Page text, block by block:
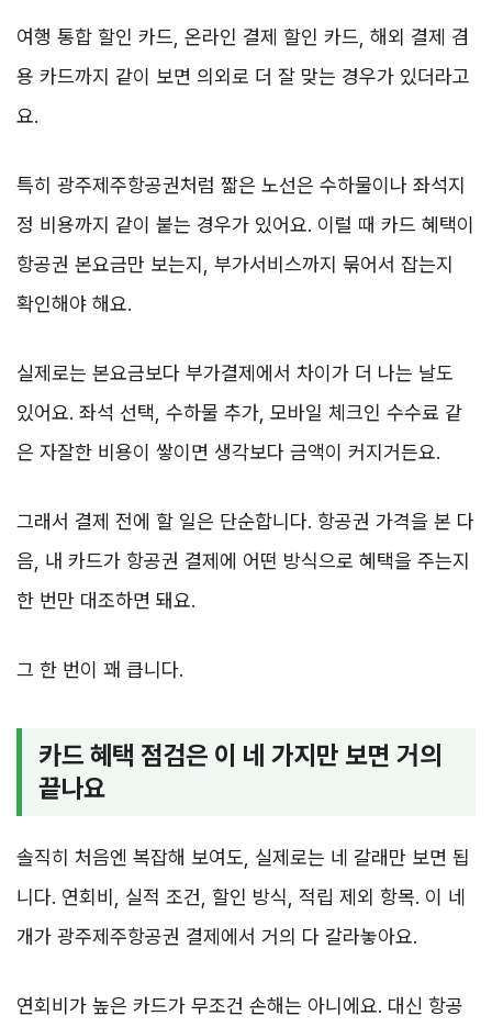
여행 통합 할인 카드, 온라인 결제 할인 카드, 해외 결제 겸
용 카드까지 같이 보면 의외로 더 잘 맞는 경우가 있더라고
요.
특히 광주제주항공권처럼 짧은 노선은 수하물이나 좌석지
정 비용까지 같이 붙는 경우가 있어요. 이럴 때 카드 혜택이
항공권 본요금만 보는지, 부가서비스까지 묶어서 잡는지
확인해야 해요.
실제로는 본요금보다 부가결제에서 차이가 더 나는 날도
있어요. 좌석 선택, 수하물 추가, 모바일 체크인 수수료 같
은 자잘한 비용이 쌓이면 생각보다 금액이 커지거든요.
그래서 결제 전에 할 일은 단순합니다. 항공권 가격을 본 다
음, 내 카드가 항공권 결제에 어떤 방식으로 혜택을 주는지
한 번만 대조하면 돼요.
그 한 번이 꽤 큽니다.
카드 혜택 점검은 이 네 가지만 보면 거의
끝나요
솔직히 처음엔 복잡해 보여도, 실제로는 네 갈래만 보면 됩
니다. 연회비, 실적 조건, 할인 방식, 적립 제외 항목. 이 네
개가 광주제주항공권 결제에서 거의 다 갈라놓아요.
연회비가 높은 카드가 무조건 손해는 아니에요. 대신 항공